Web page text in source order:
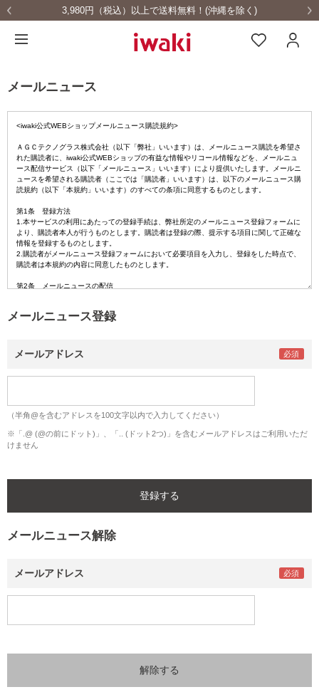
円（税込）以上で送料無料！(沖縄を除く)
メールニュース
メールニュース登録
メールアドレス
（半角@を含むアドレスを100文字以内で入力してください）
※「.@ (@の前にドット)」、「.. (ドット2つ)」を含むメールアドレスはご利用いただ
けません
メールニュース解除
メールアドレス